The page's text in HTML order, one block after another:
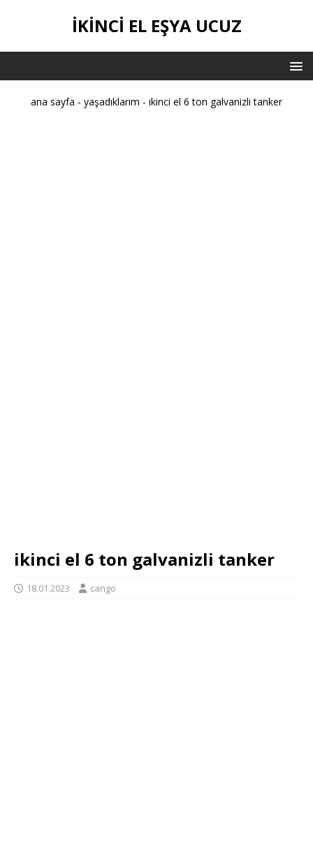
IKINCI EL EŞYA UCUZ
ana sayfa - yaşadıklarım - ikinci el 6 ton galvanizli tanker
ikinci el 6 ton galvanizli tanker
18.01.2023 cango